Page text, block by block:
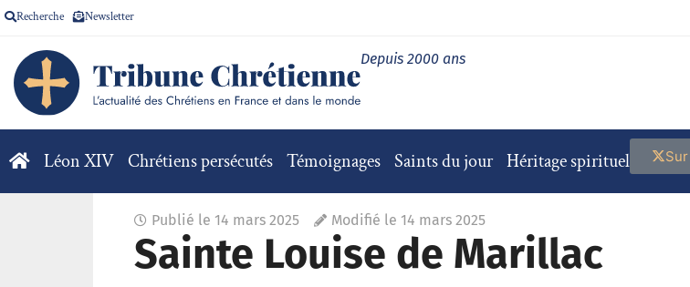
Recherche Newsletter
Depuis 2000 ans
Léon XIV Chrétiens persécutés Témoignages Saints du jour Héritage spirituel Sur
Publié le 14 mars 2025 Modifié le 14 mars 2025
Sainte Louise de Marillac